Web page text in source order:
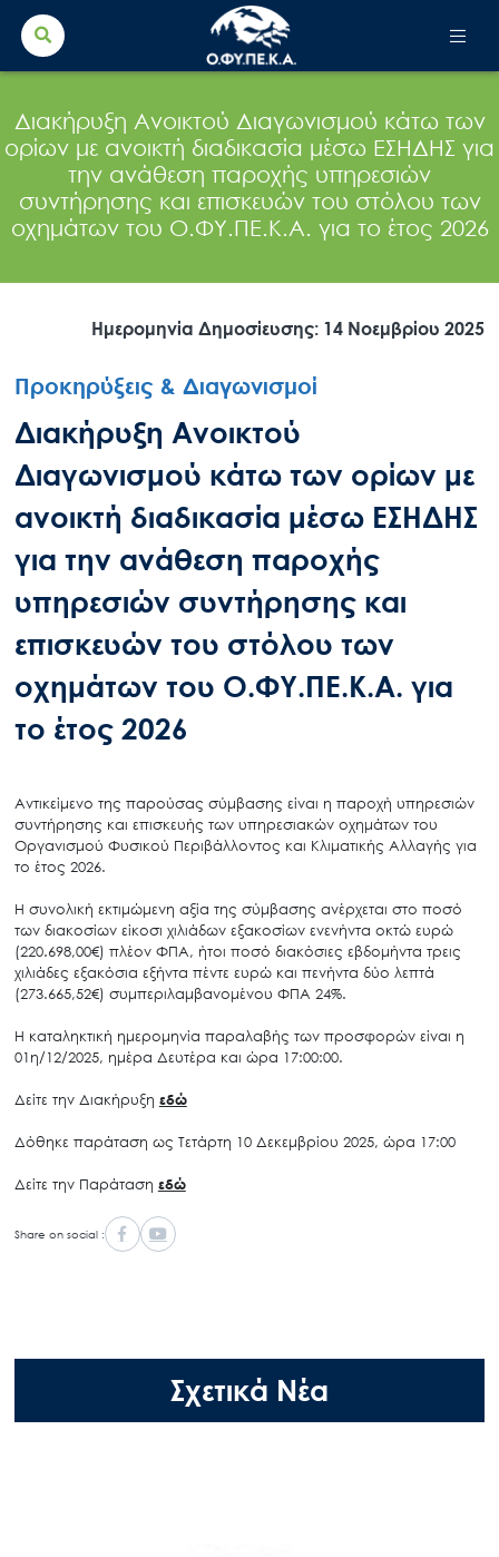
Search
for:
Διακήρυξη Ανοικτού Διαγωνισμού κάτω των
ορίων με ανοικτή διαδικασία μέσω ΕΣΗΔΗΣ για
την ανάθεση παροχής υπηρεσιών
συντήρησης και επισκευών του στόλου των
οχημάτων του Ο.ΦΥ.ΠΕ.Κ.Α. για το έτος 2026
Ημερομηνία Δημοσίευσης: 14 Νοεμβρίου 2025
Προκηρύξεις & Διαγωνισμοί
Διακήρυξη Ανοικτού
Διαγωνισμού κάτω των ορίων με
ανοικτή διαδικασία μέσω ΕΣΗΔΗΣ
για την ανάθεση παροχής
υπηρεσιών συντήρησης και
επισκευών του στόλου των
οχημάτων του Ο.ΦΥ.ΠΕ.Κ.Α. για
το έτος 2026
Αντικείμενο της παρούσας σύμβασης είναι η παροχή υπηρεσιών
συντήρησης και επισκευής των υπηρεσιακών οχημάτων του
Οργανισμού Φυσικού Περιβάλλοντος και Κλιματικής Αλλαγής για
το έτος 2026.
Η συνολική εκτιμώμενη αξία της σύμβασης ανέρχεται στο ποσό
των διακοσίων είκοσι χιλιάδων εξακοσίων ενενήντα οκτώ ευρώ
(220.698,00€) πλέον ΦΠΑ, ήτοι ποσό διακόσιες εβδομήντα τρεις
χιλιάδες εξακόσια εξήντα πέντε ευρώ και πενήντα δύο λεπτά
(273.665,52€) συμπεριλαμβανομένου ΦΠΑ 24%.
Η καταληκτική ημερομηνία παραλαβής των προσφορών είναι η
01η/12/2025, ημέρα Δευτέρα και ώρα 17:00:00.
Δείτε την Διακήρυξη εδώ
Δόθηκε παράταση ως Τετάρτη 10 Δεκεμβρίου 2025, ώρα 17:00
Δείτε την Παράταση εδώ
Share on social :
Σχετικά Νέα